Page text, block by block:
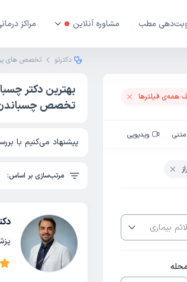
مطب مشاوره آنلاین مراکز
دکترتو تخصص های
بهترین دکتر
تخصص چسباندن
پیشنهاد می‌کنیم با
مرتب‌سازی بر اساس:
همه‌ی فیلتر‌ها
متنی ویدیویی
محله